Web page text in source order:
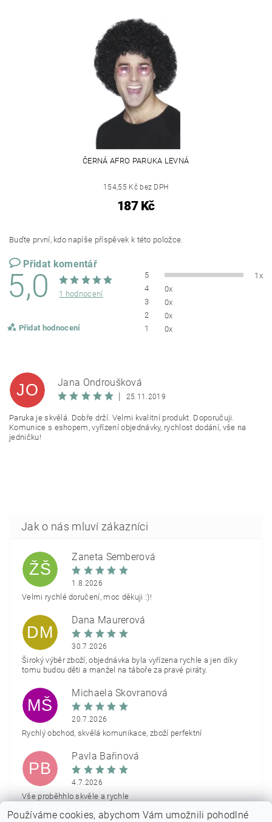
ČERNÁ AFRO PARUKA LEVNÁ
154,55 Kč bez DPH
187 Kč
Buďte první, kdo napíše příspěvek k této položce.
Přidat komentář
5,0 1 hodnocení
Přidat hodnocení
5
1x
4
0x
3
0x
2
0x
1
0x
JO
Jana Ondroušková
|
25.11.2019
Paruka je skvělá. Dobře drží. Velmi kvalitní produkt. Doporučuji.
Komunice s eshopem, vyřízení objednávky, rychlost dodání, vše na
jedničku!
ŽŠ
Žaneta Šemberová
1.8.2026
Velmi rychlé doručení, moc děkuji :)!
DM
Dana Maurerová
30.7.2026
Široký výběr zboží, objednávka byla vyřízena rychle a jen díky
tomu budou děti a manžel na táboře za pravé piráty.
MŠ
Michaela Škovranová
20.7.2026
Rychlý obchod, skvělá komunikace, zboží perfektní
PB
Pavla Bařinová
4.7.2026
Vše proběhhlo skvěle a rychle
Používáme cookies, abychom Vám umožnili pohodlné